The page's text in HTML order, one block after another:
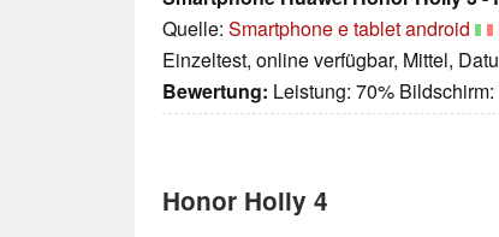
Quelle: Smartphone e tablet android
Einzeltest, online verfügbar, Mittel,
Bewertung: Leistung: 70%
Honor Holly 4